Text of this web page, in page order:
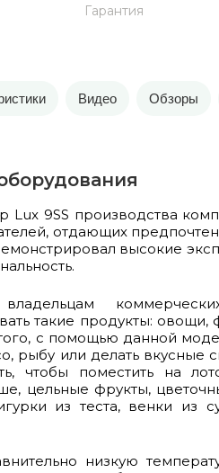
Гарантия
Видео Обзоры
Lux 9SS производства
отдающих
высокие
такие продукты: овощи,
с помощью данной
рыбу или делать вкусные
чтобы поместить на
цельные фрукты,
из теста, венки из
низкую